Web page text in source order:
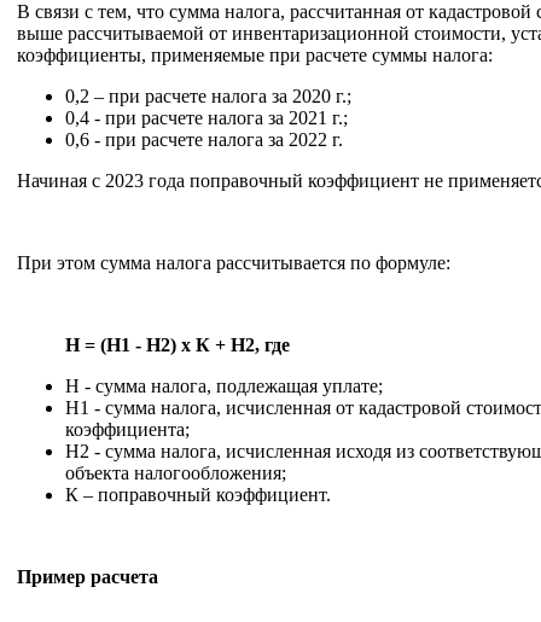
В связи с тем, что сумма налога, рассчитанная от
выше рассчитываемой от инвентаризационной стоимости,
коэффициенты, применяемые при расчете суммы налога:
0,2 – при расчете налога за 2020 г.;
0,4 - при расчете налога за 2021 г.;
0,6 - при расчете налога за 2022 г.
Начиная с 2023 года поправочный коэффициент не
При этом сумма налога рассчитывается по формуле:
Н = (Н1 - Н2) x К + Н2, где
Н - сумма налога, подлежащая уплате;
Н1 - сумма налога, исчисленная от кадастровой
коэффициента;
Н2 - сумма налога, исчисленная исходя из
объекта налогообложения;
К – поправочный коэффициент.
Пример расчета